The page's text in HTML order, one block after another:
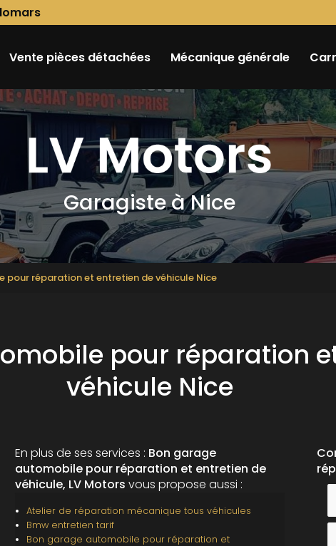
Vente pièces détachées Mécanique générale
Garagiste à Nice
pour réparation et entretien de véhicule Nice
pour réparation
véhicule Nice
En plus de ses services : Bon garage
automobile pour réparation et entretien de
véhicule, LV Motors vous propose aussi :
Atelier de réparation mécanique tous véhicules
Bmw entretien tarif
Bon garage automobile pour réparation et